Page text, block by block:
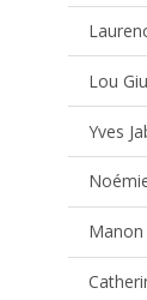
Lou
Yves
Manon